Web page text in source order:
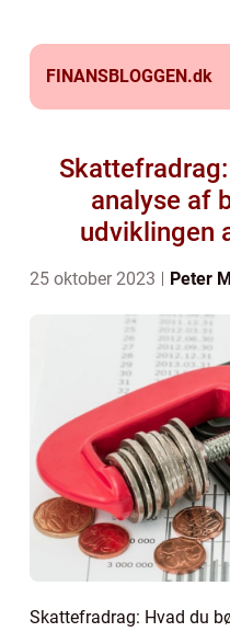
FINANSBLOGGEN.dk
analyse af
udviklingen
25 oktober 2023 Peter
Skattefradrag: Hvad du